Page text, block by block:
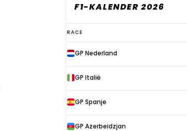
F1-KALENDER 2026
F1-
kalender
2026
RACE
GP Nederland
GP Italië
GP Spanje
GP Azerbeidzjan